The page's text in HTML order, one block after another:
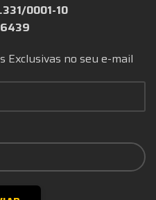
0001-10
Exclusivas no seu e-mail